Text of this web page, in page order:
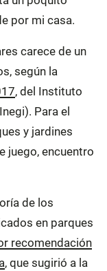
por mi casa.
carece de un
según la
, del Instituto
Para el
y jardines
juego, encuentro
de los
en parques
recomendación
, que sugirió a la